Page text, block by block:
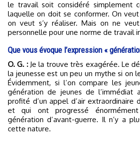
le travail soit considéré simplement
laquelle on doit se conformer. On
on veut s’y réaliser. Mais on ne
personnelle pour une norme de travail
Que vous évoque l’expression «
O. G. :Je la trouve très exagérée. Le
la jeunesse est un peu un mythe si on
Évidemment, si l’on compare les
génération de jeunes de l’immédiat
profité d’un appel d’air extraordinaire
et qui ont progressé
génération d’avant-guerre. Il n’y a
cette nature.